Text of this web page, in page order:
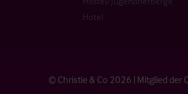
Hotel
© Christie & Co 2026 | Mitglied der